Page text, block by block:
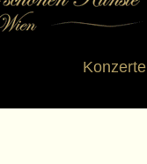
Konzerte